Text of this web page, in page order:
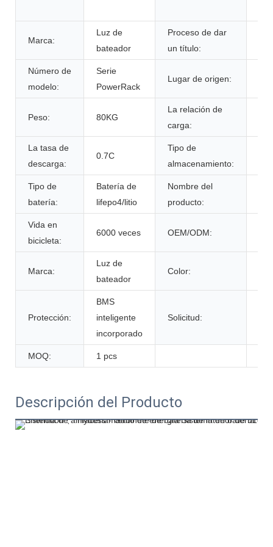
Marca:
Luz de
bateador
Proceso de dar
un título:
Número de
modelo:
Serie
PowerRack
Lugar de origen:
Peso: 80KG
La relación de
carga:
La tasa de
descarga:
0.7C
Tipo de
almacenamiento:
Tipo de
batería:
Batería de
lifepo4/litio
Nombre del
producto:
Vida en
bicicleta:
6000 veces OEM/ODM:
Marca:
Luz de
bateador
Color:
Protección:
BMS
inteligente
incorporado
Solicitud:
MOQ: 1 pcs
Descripción del Producto